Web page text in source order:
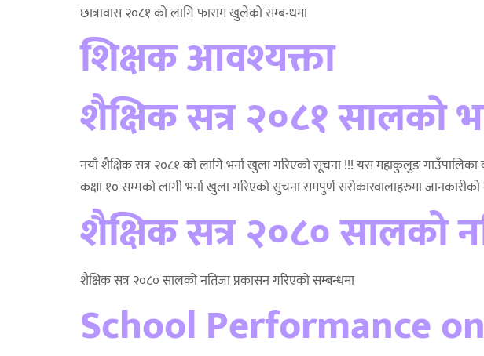
छात्रावास २०८१ को लागि फाराम खुलेको सम्बन्धमा
शिक्षक आवश्यक्ता
शैक्षिक सत्र २०८१ सालको
नयाँ शैक्षिक सत्र २०८१ को लागि भर्ना खुला गरिएको सूचना !!! यस महाकुलुङ गाउँपालिका
कक्षा १० सम्मको लागी भर्ना खुला गरिएको सुचना समपुर्ण सरोकारवालाहरुमा
शैक्षिक सत्र २०८० सालको
शैक्षिक सत्र २०८० सालको नतिजा प्रकासन गरिएको सम्बन्धमा
School Performance